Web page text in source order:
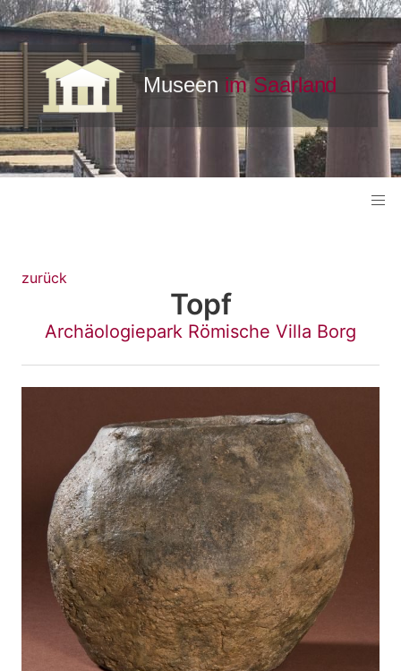
zurück
Topf
Archäologiepark Römische Villa Borg